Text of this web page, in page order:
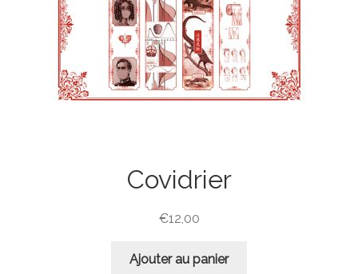
Covidrier
€12,00
Ajouter au panier